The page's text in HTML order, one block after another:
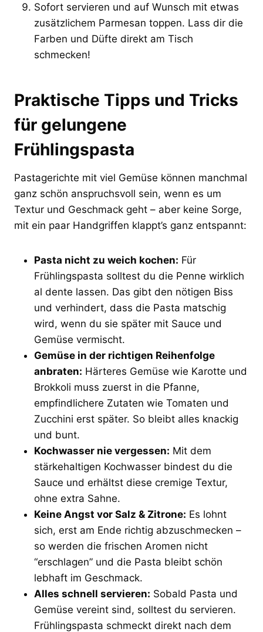
Sofort servieren und auf Wunsch mit etwas
zusätzlichem Parmesan toppen. Lass dir die
Farben und Düfte direkt am Tisch
schmecken!
Praktische Tipps und Tricks
für gelungene
Frühlingspasta
Pastagerichte mit viel Gemüse können manchmal
ganz schön anspruchsvoll sein, wenn es um
Textur und Geschmack geht – aber keine Sorge,
mit ein paar Handgriffen klappt’s ganz entspannt:
Pasta nicht zu weich kochen: Für
Frühlingspasta solltest du die Penne wirklich
al dente lassen. Das gibt den nötigen Biss
und verhindert, dass die Pasta matschig
wird, wenn du sie später mit Sauce und
Gemüse vermischt.
Gemüse in der richtigen Reihenfolge
anbraten: Härteres Gemüse wie Karotte und
Brokkoli muss zuerst in die Pfanne,
empfindlichere Zutaten wie Tomaten und
Zucchini erst später. So bleibt alles knackig
und bunt.
Kochwasser nie vergessen: Mit dem
stärkehaltigen Kochwasser bindest du die
Sauce und erhältst diese cremige Textur,
ohne extra Sahne.
Keine Angst vor Salz & Zitrone: Es lohnt
sich, erst am Ende richtig abzuschmecken –
so werden die frischen Aromen nicht
“erschlagen” und die Pasta bleibt schön
lebhaft im Geschmack.
Alles schnell servieren: Sobald Pasta und
Gemüse vereint sind, solltest du servieren.
Frühlingspasta schmeckt direkt nach dem